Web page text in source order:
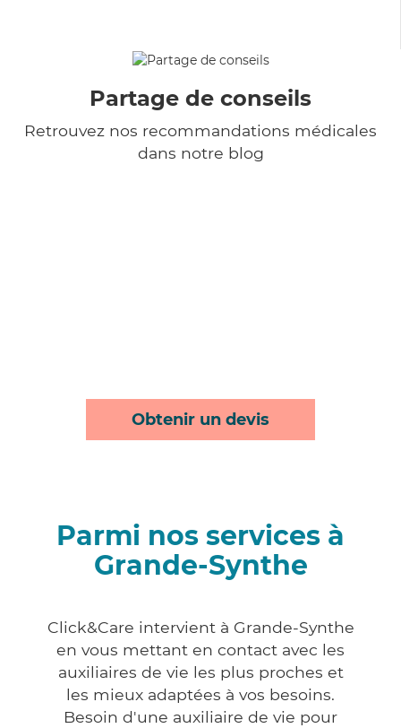
Partage de conseils
Retrouvez nos recommandations médicales
dans notre blog
Obtenir un devis
Parmi nos services à
Grande-Synthe
Click&Care intervient à Grande-Synthe
en vous mettant en contact avec les
auxiliaires de vie les plus proches et
les mieux adaptées à vos besoins.
Besoin d'une auxiliaire de vie pour